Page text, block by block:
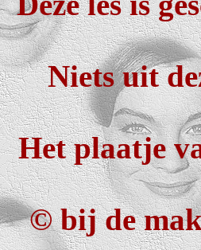
Niets uit
Het plaatje
©bij de